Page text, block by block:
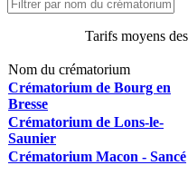
Tarifs moyens
Nom du crématorium
Crématorium de Bourg en
Bresse
Crématorium de Lons-le-
Saunier
Crématorium Macon - Sancé